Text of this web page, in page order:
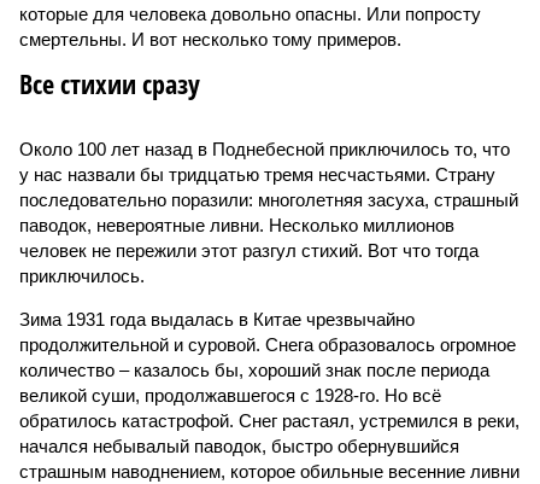
которые для человека довольно опасны. Или попросту
смертельны. И вот несколько тому примеров.
Все стихии сразу
Около 100 лет назад в Поднебесной приключилось то, что
у нас назвали бы тридцатью тремя несчастьями. Страну
последовательно поразили: многолетняя засуха, страшный
паводок, невероятные ливни. Несколько миллионов
человек не пережили этот разгул стихий. Вот что тогда
приключилось.
Зима 1931 года выдалась в Китае чрезвычайно
продолжительной и суровой. Снега образовалось огромное
количество – казалось бы, хороший знак после периода
великой суши, продолжавшегося с 1928-го. Но всё
обратилось катастрофой. Снег растаял, устремился в реки,
начался небывалый паводок, быстро обернувшийся
страшным наводнением, которое обильные весенние ливни